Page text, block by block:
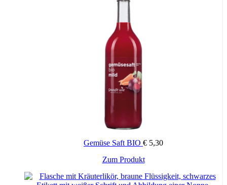
Gemüse Saft BIO € 5,30
Zum Produkt